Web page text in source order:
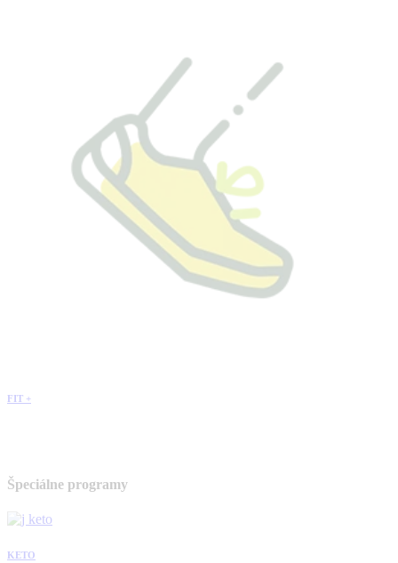
FIT +
Špeciálne programy
KETO